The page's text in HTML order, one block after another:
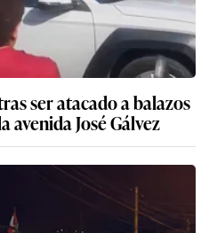
ser atacado a balazos
José Gálvez